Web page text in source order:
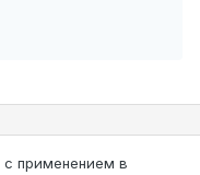
с применением в